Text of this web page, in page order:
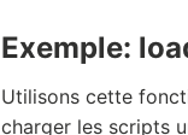
Exemple:
Utilisons cette
charger les scripts